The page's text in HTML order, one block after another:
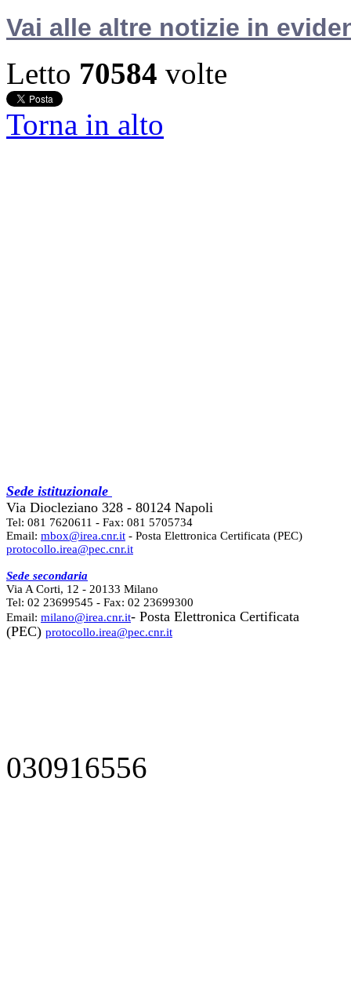
Vai alle altre notizie in
Letto 70584 volte
Torna in alto
Sede istituzionale
Via Diocleziano 328 - 80124 Napoli
Tel: 081 7620611 - Fax: 081 5705734
Email: mbox@irea.cnr.it - Posta Elettronica Certificata (PEC)
protocollo.irea@pec.cnr.it
Sede secondaria
Via A Corti, 12 - 20133 Milano
Tel: 02 23699545 - Fax: 02 23699300
Email: milano@irea.cnr.it- Posta Elettronica Certificata
(PEC) protocollo.irea@pec.cnr.it
030916556